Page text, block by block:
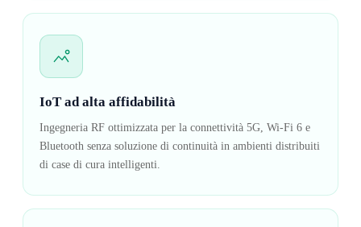
IoT ad alta affidabilità
Ingegneria RF ottimizzata per la connettività 5G, Wi-Fi 6 e
Bluetooth senza soluzione di continuità in ambienti distribuiti
di case di cura intelligenti.